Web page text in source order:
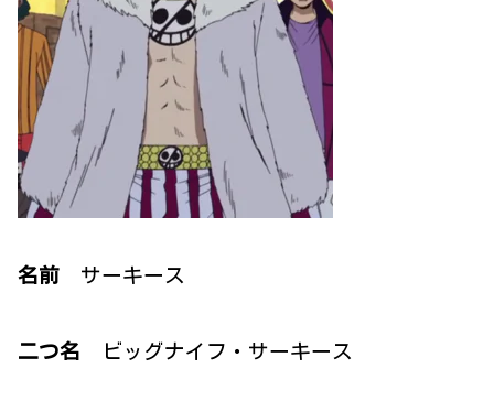
名前 サーキース
二つ名 ビッグナイフ・サーキース